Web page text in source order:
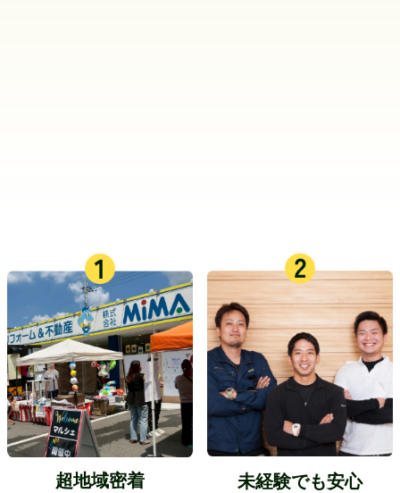
超地域密着 未経験でも安心